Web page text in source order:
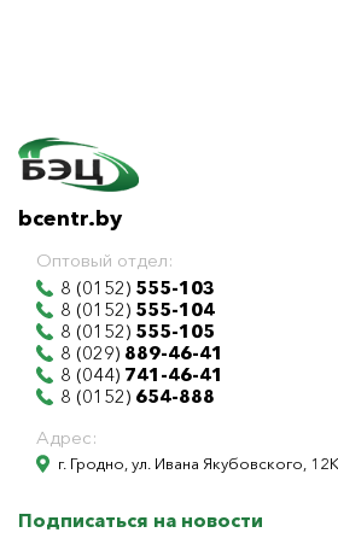
bcentr.by
Оптовый отдел:
8 (0152) 555-103
8 (0152) 555-104
8 (0152) 555-105
8 (029) 889-46-41
8 (044) 741-46-41
8 (0152) 654-888
Адрес:
г. Гродно, ул. Ивана Якубовского, 12К
Подписаться на новости